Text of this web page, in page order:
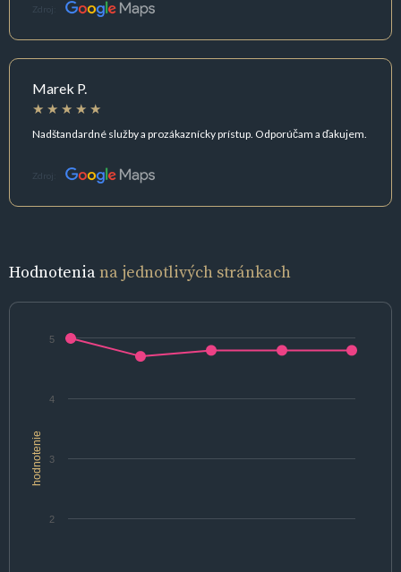
Zdroj:
Marek P.
Nadštandardné služby a prozákaznícky prístup. Odporúčam a ďakujem.
Zdroj:
Hodnoteniana jednotlivých stránkach
hodnotenie
2
3
4
5